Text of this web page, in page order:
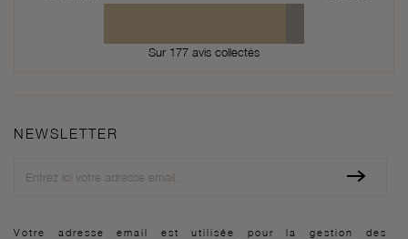
Sur 177 avis collectés
NEWSLETTER
Votre adresse email est utilisée pour la gestion des